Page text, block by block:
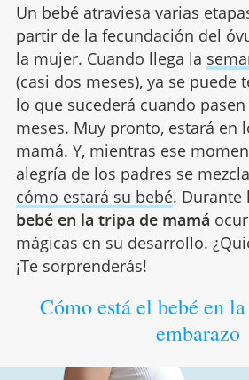
Un bebé atraviesa varias
partir de la fecundación del
la mujer. Cuando llega la
(casi dos meses), ya se puede
lo que sucederá cuando
meses. Muy pronto, estará en
mamá. Y, mientras ese
alegría de los padres se
cómo estará su bebé. Durante
bebé en la tripa de mamá
mágicas en su desarrollo.
¡Te sorprenderás!
Cómo está el bebé en
embarazo